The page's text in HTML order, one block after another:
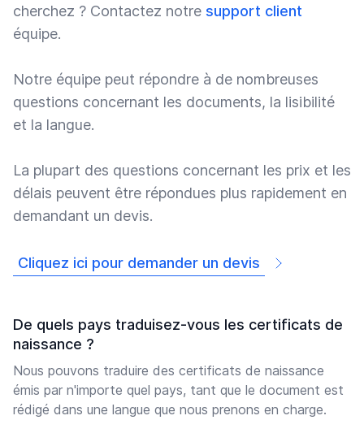
cherchez ? Contactez notre support client
équipe.
Notre équipe peut répondre à de nombreuses
questions concernant les documents, la lisibilité
et la langue.
La plupart des questions concernant les prix et les
délais peuvent être répondues plus rapidement en
demandant un devis.
Cliquez ici pour demander un devis
De quels pays traduisez-vous les certificats de
naissance ?
Nous pouvons traduire des certificats de naissance
émis par n'importe quel pays, tant que le document est
rédigé dans une langue que nous prenons en charge.